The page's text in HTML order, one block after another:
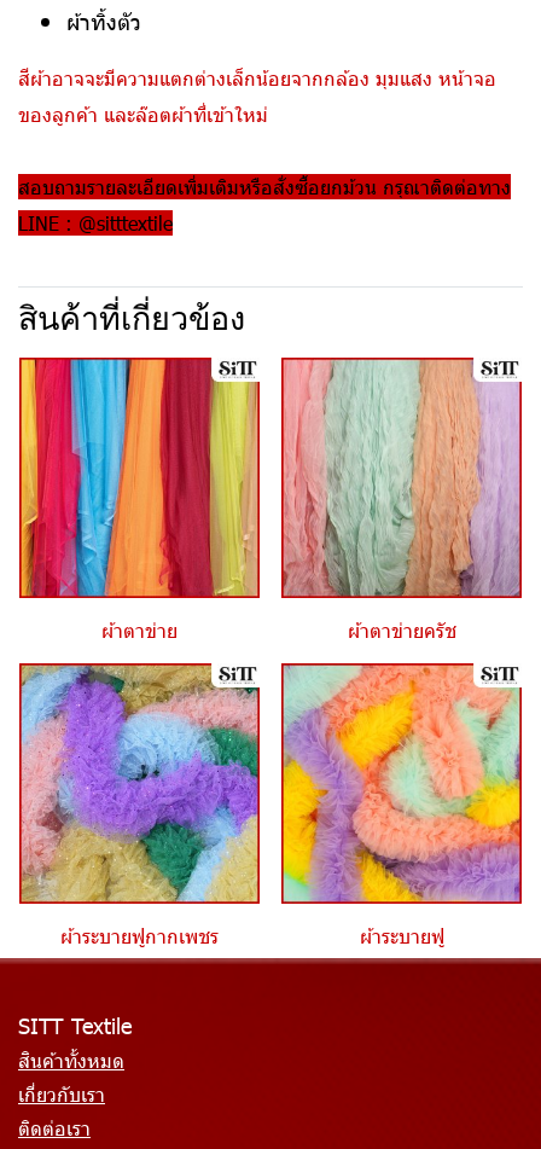
ผ้าทิ้งตัว
สีผ้าอาจจะมีความแตกต่างเล็กน้อยจากกล้อง มุมแสง หน้าจอ
ของลูกค้า และล๊อตผ้าที่เข้าใหม่
สอบถามรายละเอียดเพิ่มเติมหรือสั่งซื้อยกม้วน กรุณาติดต่อทาง
LINE : @sitttextile
สินค้าที่เกี่ยวข้อง
ผ้าตาข่าย ผ้าตาข่ายครัช
ผ้าระบายฟูกากเพชร ผ้าระบายฟู
SITT Textile
สินค้าทั้งหมด
เกี่ยวกับเรา
ติดต่อเรา